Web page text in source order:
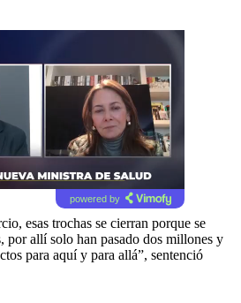
powered by
esas trochas se cierran porque se
por allí solo han pasado dos millones y
para aquí y para allá”, sentenció